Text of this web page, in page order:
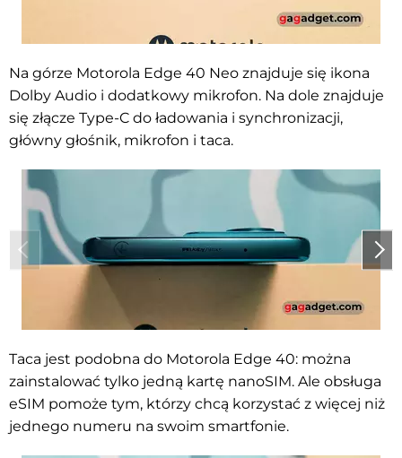
Na górze Motorola Edge 40 Neo znajduje się ikona
Dolby Audio i dodatkowy mikrofon. Na dole znajduje
się złącze Type-C do ładowania i synchronizacji,
główny głośnik, mikrofon i taca.
Taca jest podobna do Motorola Edge 40: można
zainstalować tylko jedną kartę nanoSIM. Ale obsługa
eSIM pomoże tym, którzy chcą korzystać z więcej niż
jednego numeru na swoim smartfonie.